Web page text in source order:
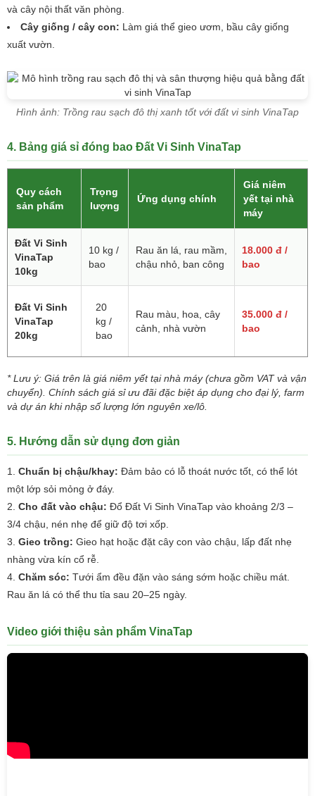
và cây nội thất văn phòng.
Cây giống / cây con: Làm giá thể gieo ươm, bầu cây giống
xuất vườn.
Hình ảnh: Trồng rau sạch đô thị xanh tốt với đất vi sinh VinaTap
4. Bảng giá sỉ đóng bao Đất Vi Sinh VinaTap
Quy cách
sản phẩm
Trọng
lượng
Ứng dụng chính
Giá niêm
yết tại nhà
máy
Đất Vi Sinh
VinaTap
10kg
10 kg /
bao
Rau ăn lá, rau mầm,
chậu nhỏ, ban công
18.000 đ /
bao
Đất Vi Sinh
VinaTap
20kg
20
kg /
bao
Rau màu, hoa, cây
cảnh, nhà vườn
35.000 đ /
bao
* Lưu ý: Giá trên là giá niêm yết tại nhà máy (chưa gồm VAT và vận
chuyển). Chính sách giá sỉ ưu đãi đặc biệt áp dụng cho đại lý, farm
và dự án khi nhập số lượng lớn nguyên xe/lô.
5. Hướng dẫn sử dụng đơn giản
Chuẩn bị chậu/khay: Đảm bảo có lỗ thoát nước tốt, có thể lót
một lớp sỏi mỏng ở đáy.
Cho đất vào chậu: Đổ Đất Vi Sinh VinaTap vào khoảng 2/3 –
3/4 chậu, nén nhẹ để giữ độ tơi xốp.
Gieo trồng: Gieo hạt hoặc đặt cây con vào chậu, lấp đất nhẹ
nhàng vừa kín cổ rễ.
Chăm sóc: Tưới ẩm đều đặn vào sáng sớm hoặc chiều mát.
Rau ăn lá có thể thu tỉa sau 20–25 ngày.
Video giới thiệu sản phẩm VinaTap